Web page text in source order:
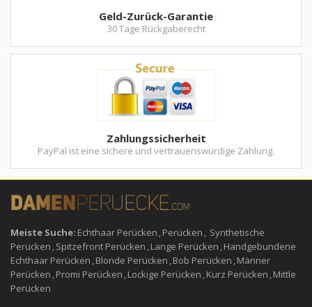
Geld-Zurück-Garantie
30 Tage Rückgaberecht
Zahlungssicherheit
PayPal ist eine sichere und vertrauenswürdige Zahlung.
Meiste Suche: Echthaar Perücken ,Perücken , Synthetische
Perücken ,Spitzefront Perücken ,Lange Perücken ,Handgebundene
Echthaar Perücken ,Blonde Perücken ,Bob Perücken ,Männer
Perücken ,Promi Perücken ,Lockige Perücken ,Kurz Perücken ,Mittle
Perücken